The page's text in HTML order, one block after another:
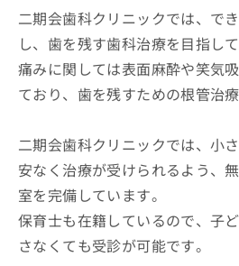
二期会歯科クリニックでは、で
し、歯を残す歯科治療を目指して
痛みに関しては表面麻酔や笑気
ており、歯を残すための根管治
二期会歯科クリニックでは、小
安なく治療が受けられるよう、
室を完備しています。
保育士も在籍しているので、子
さなくても受診が可能です。